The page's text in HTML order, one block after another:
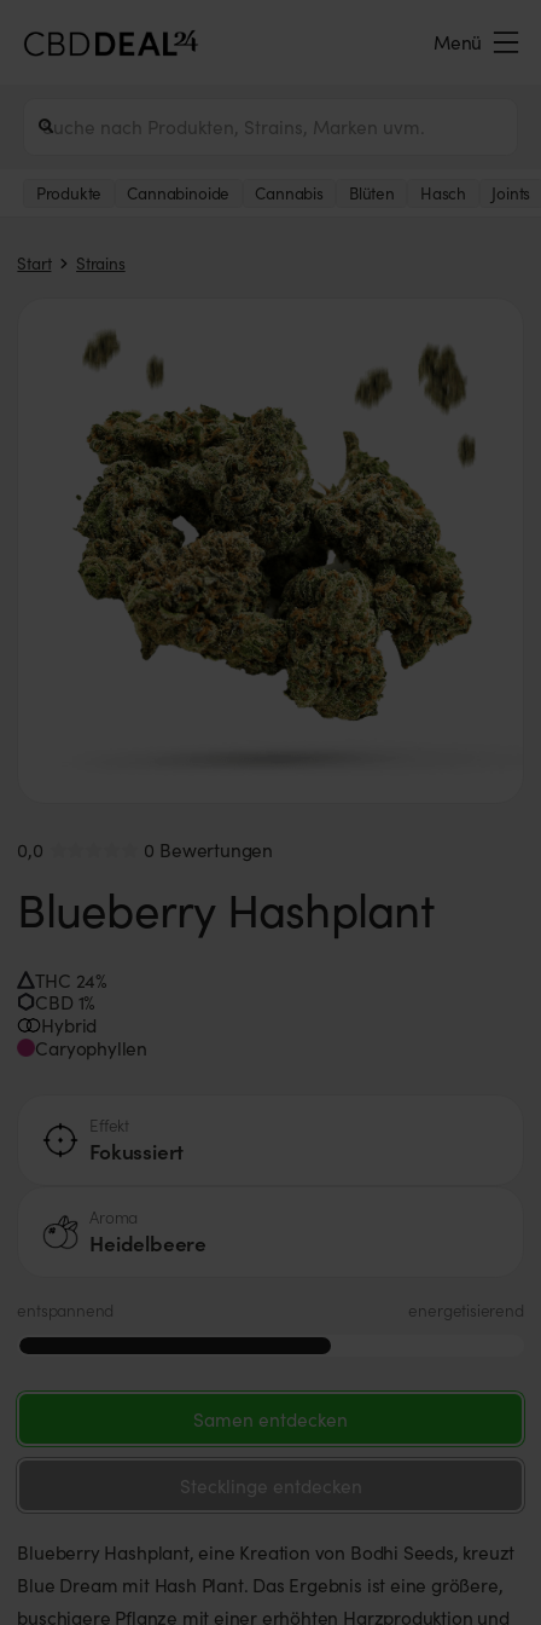
Menü
Produkte Cannabinoide Cannabis Blüten Hasch Joints
Start Strains
0,0 0 Bewertungen
Blueberry Hashplant
THC 24%
CBD 1%
Hybrid
Caryophyllen
Effekt
Fokussiert
Aroma
Heidelbeere
entspannend energetisierend
Samen entdecken
Stecklinge entdecken
Blueberry Hashplant, eine Kreation von Bodhi Seeds, kreuzt
Blue Dream mit Hash Plant. Das Ergebnis ist eine größere,
buschigere Pflanze mit einer erhöhten Harzproduktion und